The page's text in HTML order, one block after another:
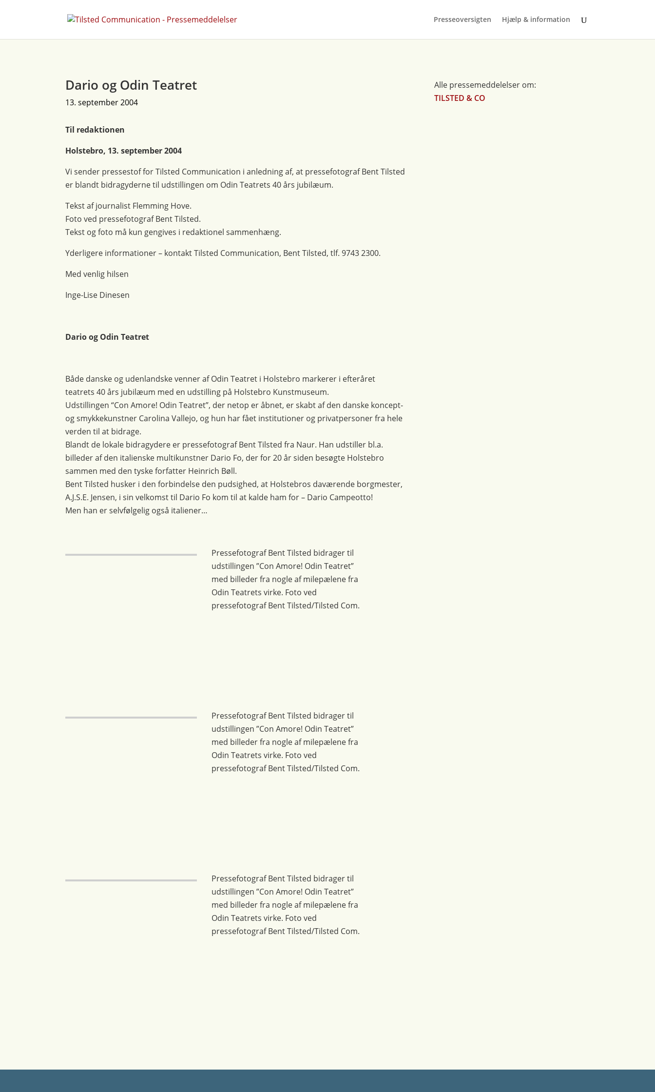
Presseoversigten Hjælp & information
Dario og Odin Teatret
13. september 2004
Til redaktionen
Holstebro, 13. september 2004
Vi sender pressestof for Tilsted Communication i anledning af, at pressefotograf Bent Tilsted
er blandt bidragyderne til udstillingen om Odin Teatrets 40 års jubilæum.
Tekst af journalist Flemming Hove.
Foto ved pressefotograf Bent Tilsted.
Tekst og foto må kun gengives i redaktionel sammenhæng.
Yderligere informationer – kontakt Tilsted Communication, Bent Tilsted, tlf. 9743 2300.
Med venlig hilsen
Inge-Lise Dinesen
Dario og Odin Teatret
Både danske og udenlandske venner af Odin Teatret i Holstebro markerer i efteråret
teatrets 40 års jubilæum med en udstilling på Holstebro Kunstmuseum.
Udstillingen “Con Amore! Odin Teatret”, der netop er åbnet, er skabt af den danske koncept-
og smykkekunstner Carolina Vallejo, og hun har fået institutioner og privatpersoner fra hele
verden til at bidrage.
Blandt de lokale bidragydere er pressefotograf Bent Tilsted fra Naur. Han udstiller bl.a.
billeder af den italienske multikunstner Dario Fo, der for 20 år siden besøgte Holstebro
sammen med den tyske forfatter Heinrich Bøll.
Bent Tilsted husker i den forbindelse den pudsighed, at Holstebros daværende borgmester,
A.J.S.E. Jensen, i sin velkomst til Dario Fo kom til at kalde ham for – Dario Campeotto!
Men han er selvfølgelig også italiener…
Pressefotograf Bent Tilsted bidrager til
udstillingen ”Con Amore! Odin Teatret”
med billeder fra nogle af milepælene fra
Odin Teatrets virke. Foto ved
pressefotograf Bent Tilsted/Tilsted Com.
Pressefotograf Bent Tilsted bidrager til
udstillingen ”Con Amore! Odin Teatret”
med billeder fra nogle af milepælene fra
Odin Teatrets virke. Foto ved
pressefotograf Bent Tilsted/Tilsted Com.
Pressefotograf Bent Tilsted bidrager til
udstillingen ”Con Amore! Odin Teatret”
med billeder fra nogle af milepælene fra
Odin Teatrets virke. Foto ved
pressefotograf Bent Tilsted/Tilsted Com.
Alle pressemeddelelser om:
TILSTED & CO